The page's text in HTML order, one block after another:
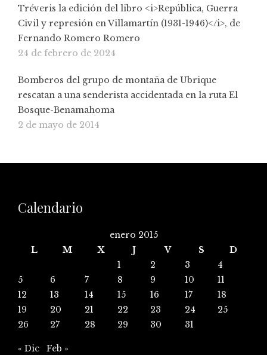
Tréveris la edición del libro <i>República, Guerra
Civil y represión en Villamartín (1931-1946)</i>, de
Fernando Romero Romero
24 de febrero de 2024
Bomberos del grupo de montaña de Ubrique
rescatan a una senderista accidentada en la ruta El
Bosque-Benamahoma
2 de mayo de 2014
Calendario
enero 2015
L
M X J V S
D
1
2 3
4
5
6 7 8 9 10
11
12
13 14 15 16 17
18
19
20 21 22 23 24
25
26
27 28 29 30 31
« Dic Feb »